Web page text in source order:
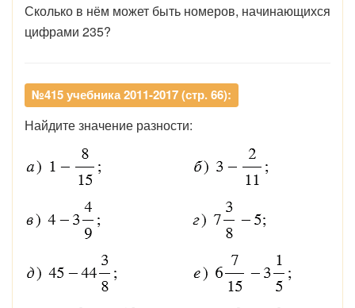
Сколько в нём может быть номеров, начинающихся
цифрами 235?
№415 учебника 2011-2017 (стр. 66):
Найдите значение разности: